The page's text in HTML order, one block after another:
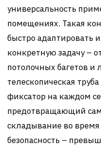
универсальность
помещениях. Такая
быстро адаптировать
конкретную задачу –
потолочных багетов и
телескопическая
фиксатор на каждом
предотвращающий
складывание во
безопасность –